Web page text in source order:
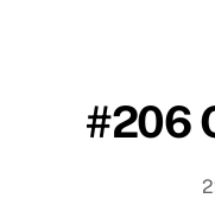
#206